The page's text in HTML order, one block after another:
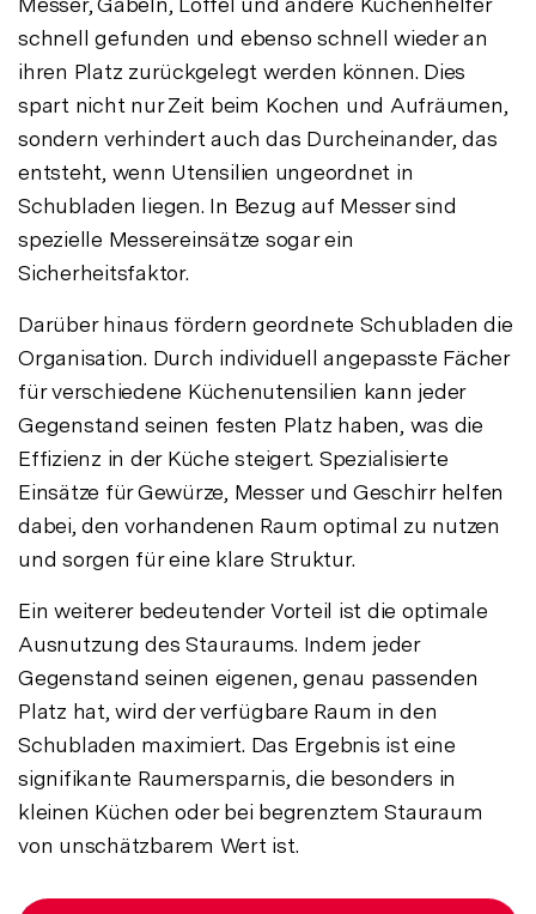
schnell gefunden und ebenso schnell wieder an
ihren Platz zurückgelegt werden können. Dies
spart nicht nur Zeit beim Kochen und Aufräumen,
sondern verhindert auch das Durcheinander, das
entsteht, wenn Utensilien ungeordnet in
Schubladen liegen. In Bezug auf Messer sind
spezielle Messereinsätze sogar ein
Sicherheitsfaktor.
Darüber hinaus fördern geordnete Schubladen die
Organisation. Durch individuell angepasste Fächer
für verschiedene Küchenutensilien kann jeder
Gegenstand seinen festen Platz haben, was die
Effizienz in der Küche steigert. Spezialisierte
Einsätze für Gewürze, Messer und Geschirr helfen
dabei, den vorhandenen Raum optimal zu nutzen
und sorgen für eine klare Struktur.
Ein weiterer bedeutender Vorteil ist die optimale
Ausnutzung des Stauraums. Indem jeder
Gegenstand seinen eigenen, genau passenden
Platz hat, wird der verfügbare Raum in den
Schubladen maximiert. Das Ergebnis ist eine
signifikante Raumersparnis, die besonders in
kleinen Küchen oder bei begrenztem Stauraum
von unschätzbarem Wert ist.